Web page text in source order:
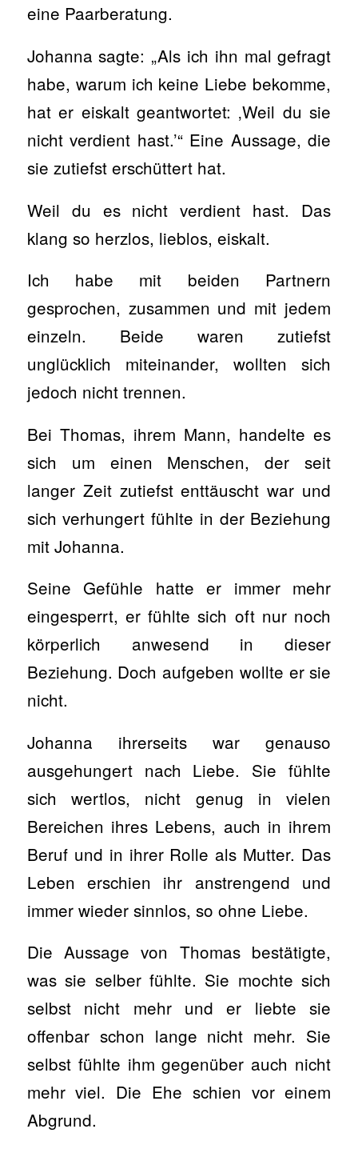
eine Paarberatung.
Johanna sagte: „Als ich ihn mal gefragt
habe, warum ich keine Liebe bekomme,
hat er eiskalt geantwortet: ‚Weil du sie
nicht verdient hast.’“ Eine Aussage, die
sie zutiefst erschüttert hat.
Weil du es nicht verdient hast. Das
klang so herzlos, lieblos, eiskalt.
Ich habe mit beiden Partnern
gesprochen, zusammen und mit jedem
einzeln. Beide waren zutiefst
unglücklich miteinander, wollten sich
jedoch nicht trennen.
Bei Thomas, ihrem Mann, handelte es
sich um einen Menschen, der seit
langer Zeit zutiefst enttäuscht war und
sich verhungert fühlte in der Beziehung
mit Johanna.
Seine Gefühle hatte er immer mehr
eingesperrt, er fühlte sich oft nur noch
körperlich anwesend in dieser
Beziehung. Doch aufgeben wollte er sie
nicht.
Johanna ihrerseits war genauso
ausgehungert nach Liebe. Sie fühlte
sich wertlos, nicht genug in vielen
Bereichen ihres Lebens, auch in ihrem
Beruf und in ihrer Rolle als Mutter. Das
Leben erschien ihr anstrengend und
immer wieder sinnlos, so ohne Liebe.
Die Aussage von Thomas bestätigte,
was sie selber fühlte. Sie mochte sich
selbst nicht mehr und er liebte sie
offenbar schon lange nicht mehr. Sie
selbst fühlte ihm gegenüber auch nicht
mehr viel. Die Ehe schien vor einem
Abgrund.